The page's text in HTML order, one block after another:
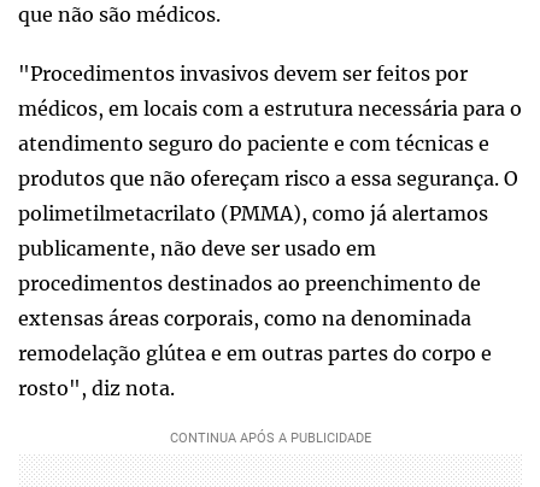
que não são médicos.
"Procedimentos invasivos devem ser feitos por
médicos, em locais com a estrutura necessária para o
atendimento seguro do paciente e com técnicas e
produtos que não ofereçam risco a essa segurança. O
polimetilmetacrilato (PMMA), como já alertamos
publicamente, não deve ser usado em
procedimentos destinados ao preenchimento de
extensas áreas corporais, como na denominada
remodelação glútea e em outras partes do corpo e
rosto", diz nota.